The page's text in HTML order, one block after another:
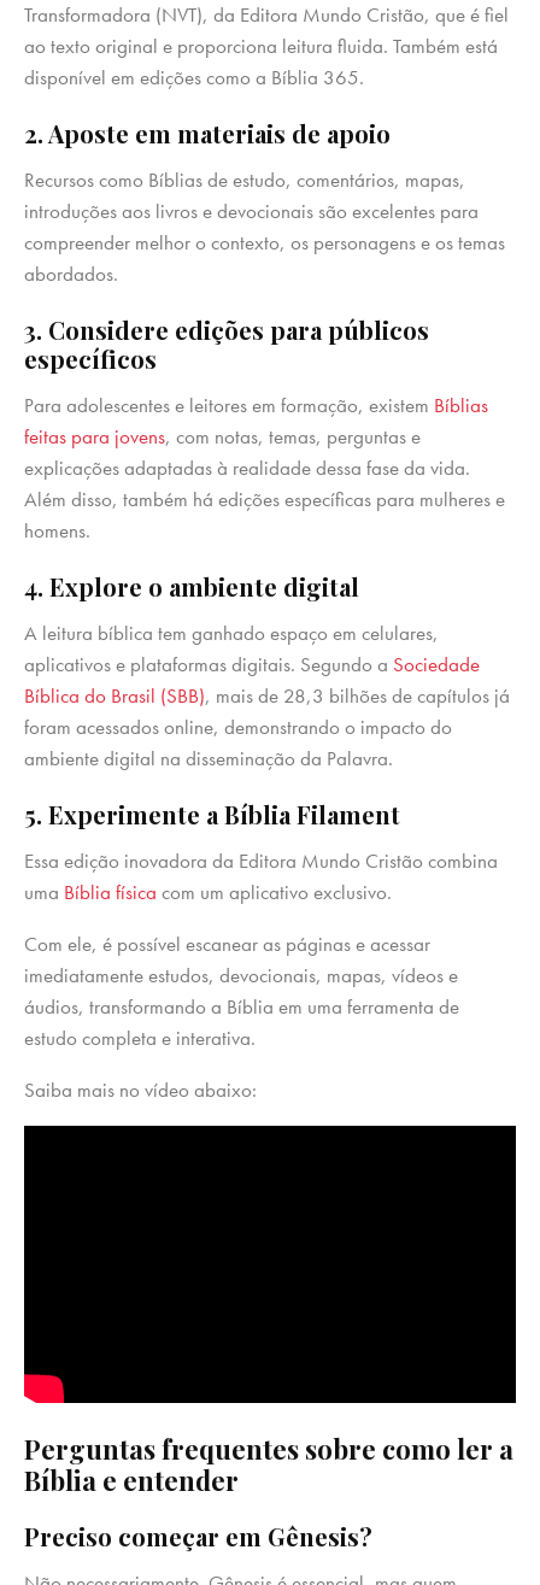
Transformadora (NVT), da Editora Mundo Cristão, que é fiel
ao texto original e proporciona leitura fluida. Também está
disponível em edições como a Bíblia 365.
2. Aposte em materiais de apoio
Recursos como Bíblias de estudo, comentários, mapas,
introduções aos livros e devocionais são excelentes para
compreender melhor o contexto, os personagens e os temas
abordados.
3. Considere edições para públicos
específicos
Para adolescentes e leitores em formação, existem Bíblias
feitas para jovens, com notas, temas, perguntas e
explicações adaptadas à realidade dessa fase da vida.
Além disso, também há edições específicas para mulheres e
homens.
4. Explore o ambiente digital
A leitura bíblica tem ganhado espaço em celulares,
aplicativos e plataformas digitais. Segundo a Sociedade
Bíblica do Brasil (SBB), mais de 28,3 bilhões de capítulos já
foram acessados online, demonstrando o impacto do
ambiente digital na disseminação da Palavra.
5. Experimente a Bíblia Filament
Essa edição inovadora da Editora Mundo Cristão combina
uma Bíblia física com um aplicativo exclusivo.
Com ele, é possível escanear as páginas e acessar
imediatamente estudos, devocionais, mapas, vídeos e
áudios, transformando a Bíblia em uma ferramenta de
estudo completa e interativa.
Saiba mais no vídeo abaixo:
Perguntas frequentes sobre como ler a
Bíblia e entender
Preciso começar em Gênesis?